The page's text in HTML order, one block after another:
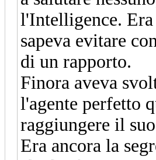
l'Intelligence. Era
sapeva evitare
di un rapporto.
Finora aveva
l'agente perfetto
raggiungere il
Era ancora la